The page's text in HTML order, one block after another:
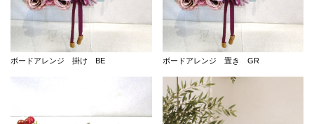
ボードアレンジ 掛け BE ボードアレンジ 置き GR